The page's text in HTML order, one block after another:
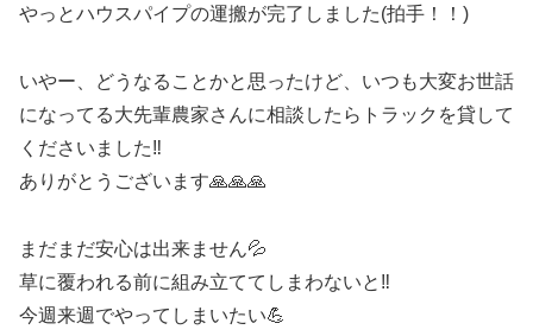
やっとハウスパイプの運搬が完了しました(拍手！！)
いやー、どうなることかと思ったけど、いつも大変お世話
になってる大先輩農家さんに相談したらトラックを貸して
くださいました‼️
ありがとうございます🙏🙏🙏
まだまだ安心は出来ません💦
草に覆われる前に組み立ててしまわないと‼️
今週来週でやってしまいたい💪